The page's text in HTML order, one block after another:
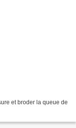
et broder la queue de